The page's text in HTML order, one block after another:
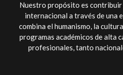
Nuestro propósito es
internacional a través de una
combina el humanismo, la
programas académicos de alta
profesionales, tanto